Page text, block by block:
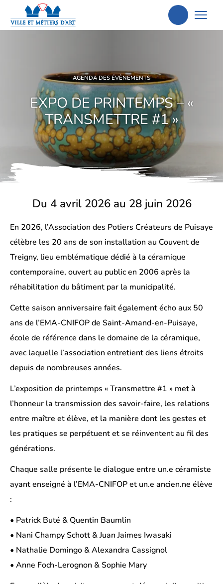
Aller
AGENDA DES ÉVÈNEMENTS
EXPO DE PRINTEMPS – «
TRANSMETTRE #1 »
Du 4 avril 2026 au 28 juin 2026
En 2026, l’Association des Potiers Créateurs de Puisaye
célèbre les 20 ans de son installation au Couvent de
Treigny, lieu emblématique dédié à la céramique
contemporaine, ouvert au public en 2006 après la
réhabilitation du bâtiment par la municipalité.
Cette saison anniversaire fait également écho aux 50
ans de l’EMA-CNIFOP de Saint-Amand-en-Puisaye,
école de référence dans le domaine de la céramique,
avec laquelle l’association entretient des liens étroits
depuis de nombreuses années.
L’exposition de printemps « Transmettre #1 » met à
l’honneur la transmission des savoir-faire, les relations
entre maître et élève, et la manière dont les gestes et
les pratiques se perpétuent et se réinventent au fil des
générations.
Chaque salle présente le dialogue entre un.e céramiste
ayant enseigné à l’EMA-CNIFOP et un.e ancien.ne élève
:
• Patrick Buté & Quentin Baumlin
• Nani Champy Schott & Juan Jaimes Iwasaki
• Nathalie Domingo & Alexandra Cassignol
• Anne Foch-Lerognon & Sophie Mary